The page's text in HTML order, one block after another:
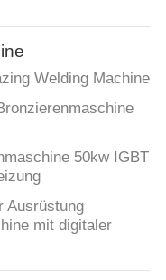
Welding Machine
50kw IGBT
Ausrüstung
mit digitaler